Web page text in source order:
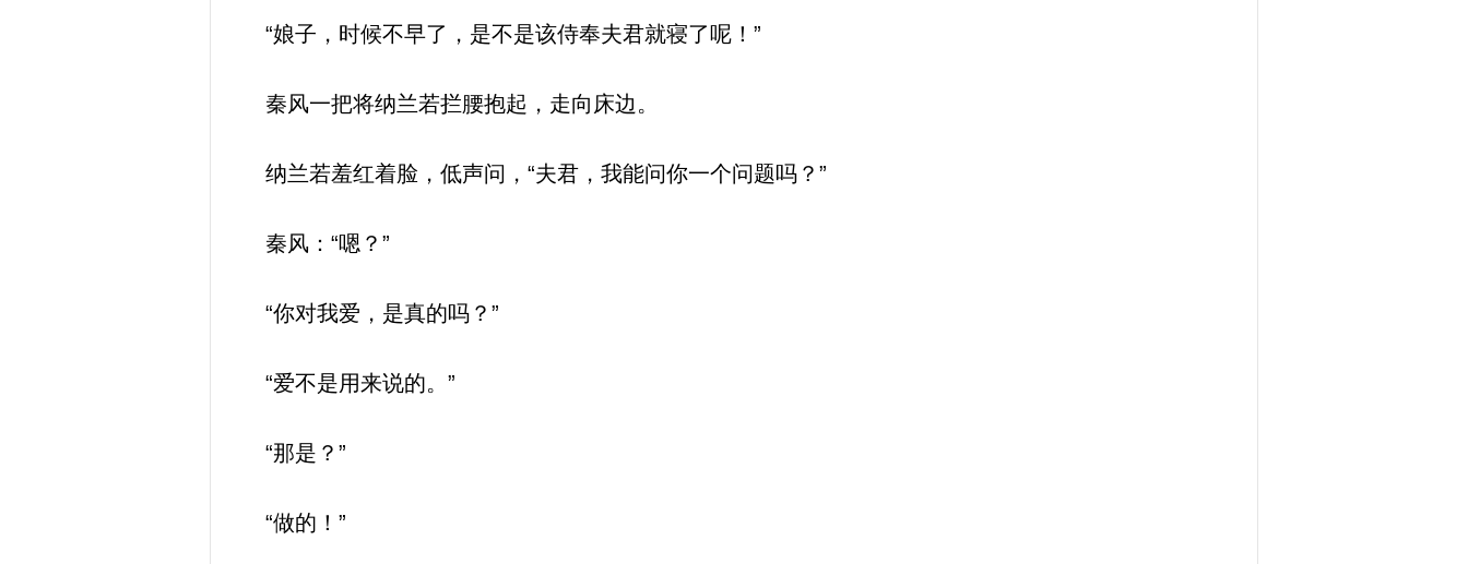
“娘子，时候不早了，是不是该侍奉夫君就寝了呢！”
秦风一把将纳兰若拦腰抱起，走向床边。
纳兰若羞红着脸，低声问，“夫君，我能问你一个问题吗？”
秦风：“嗯？”
“你对我爱，是真的吗？”
“爱不是用来说的。”
“那是？”
“做的！”